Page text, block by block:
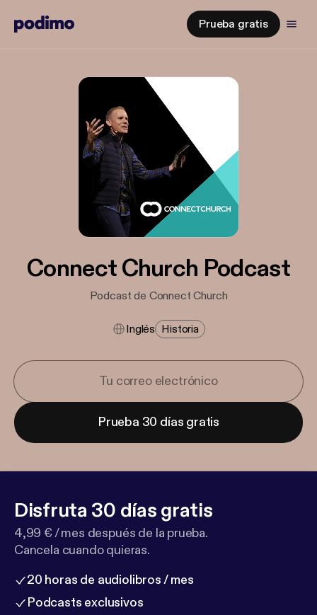
Prueba gratis
Connect Church Podcast
Podcast de Connect Church
Inglés Historia
Prueba 30 días gratis
Disfruta 30 días gratis
4,99 € / mes después de la prueba.
Cancela cuando quieras.
20 horas de audiolibros / mes
Podcasts exclusivos